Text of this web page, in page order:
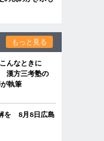
もっと見る
んなときに
漢方三考塾の
執筆
を 8月8日広島